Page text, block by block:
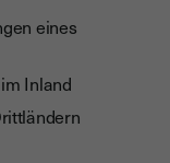
eines
Inland